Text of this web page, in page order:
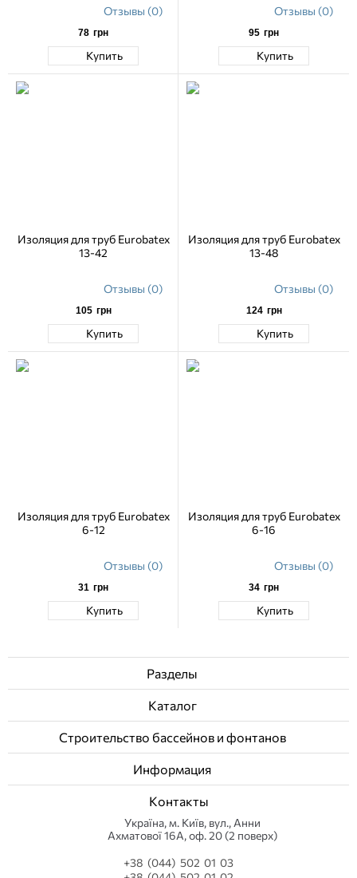
Отзывы (0)
78 грн
Купить
Отзывы (0)
95 грн
Купить
Изоляция для труб Eurobatex
13-42
Отзывы (0)
105 грн
Купить
Изоляция для труб Eurobatex
13-48
Отзывы (0)
124 грн
Купить
Изоляция для труб Eurobatex
6-12
Отзывы (0)
31 грн
Купить
Изоляция для труб Eurobatex
6-16
Отзывы (0)
34 грн
Купить
Разделы
Каталог
Строительство бассейнов и фонтанов
Информация
Контакты
Українa, м. Київ, вул., Анни
Ахматової 16А, оф. 20 (2 поверх)
+38 (044) 502 01 03